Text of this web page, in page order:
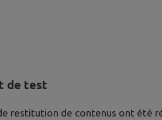
de test
restitution de contenus ont été